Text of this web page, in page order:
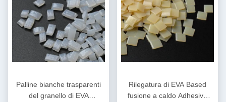
Palline bianche trasparenti
del granello di EVA
Rilegatura di EVA Based
fusione a caldo Adhesive